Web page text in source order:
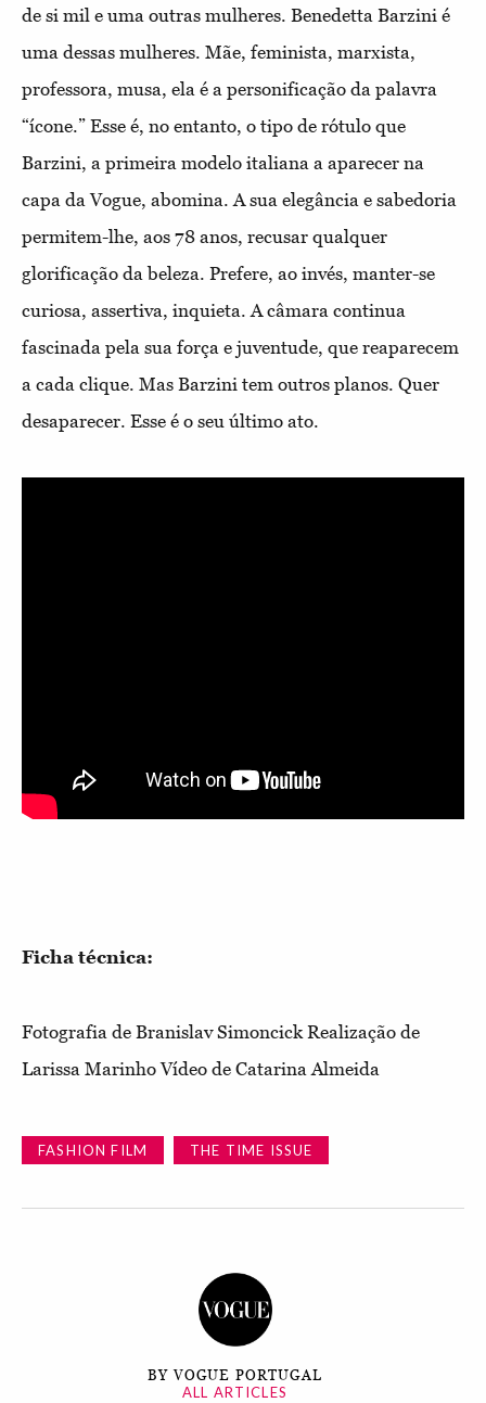
de si mil e uma outras mulheres. Benedetta Barzini é
uma dessas mulheres. Mãe, feminista, marxista,
professora, musa, ela é a personificação da palavra
“ícone.” Esse é, no entanto, o tipo de rótulo que
Barzini, a primeira modelo italiana a aparecer na
capa da Vogue, abomina. A sua elegância e sabedoria
permitem-lhe, aos 78 anos, recusar qualquer
glorificação da beleza. Prefere, ao invés, manter-se
curiosa, assertiva, inquieta. A câmara continua
fascinada pela sua força e juventude, que reaparecem
a cada clique. Mas Barzini tem outros planos. Quer
desaparecer. Esse é o seu último ato.
Ficha técnica:
Fotografia de Branislav Simoncick Realização de
Larissa Marinho Vídeo de Catarina Almeida
FASHION FILM THE TIME ISSUE
BY VOGUE PORTUGAL
ALL ARTICLES